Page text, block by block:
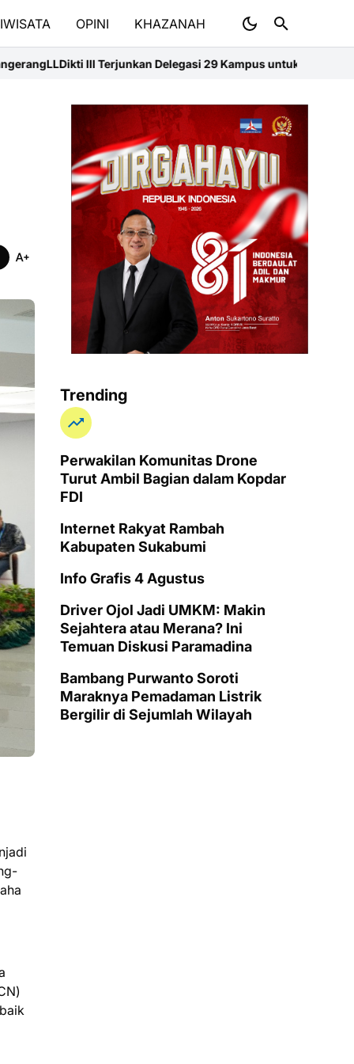
OPINI KHAZANAH
Delegasi 29 Kampus untuk KKN Tematik di Sumbar
Trending
Perwakilan Komunitas Drone
Turut Ambil Bagian dalam Kopdar
FDI
Internet Rakyat Rambah
Kabupaten Sukabumi
Info Grafis 4 Agustus
Driver Ojol Jadi UMKM: Makin
Sejahtera atau Merana? Ini
Temuan Diskusi Paramadina
Bambang Purwanto Soroti
Maraknya Pemadaman Listrik
Bergilir di Sejumlah Wilayah